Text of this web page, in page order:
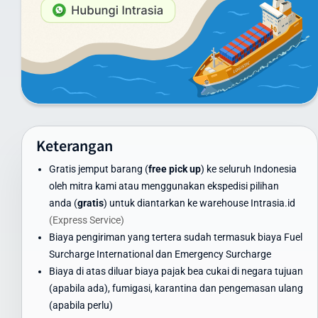
Minimum 100 kg: hubungi customer service untuk penawaran
Container FCL/LCL: tersedia penawaran khusus sesuai volume
dan berat
Harga di atas adalah estimasi dan dapat berubah. Untuk
website kami atau hubungi tim layanan pelanggan Intrasia.id.
Kami menawarkan skema volume discount - semakin besar volume
pengiriman, semakin ekonomis biaya per kilogramnya. Ini
menjadikan Intrasia.id pilihan tepat untuk cara kirim paket murah
ke India tanpa mengorbankan kualitas dan keamanan.
Waktu Pengiriman Paket ke India yang Dapat
Diandalkan
Waktu pengiriman paket ke India menjadi perhatian utama bagi
banyak pengirim. Intrasia.id menawarkan estimasi waktu
pengiriman yang dapat diandalkan:
Keterangan
Gratis jemput barang (free pick up) ke seluruh Indonesia
oleh mitra kami atau menggunakan ekspedisi pilihan
anda (gratis) untuk diantarkan ke warehouse Intrasia.id
(Express Service)
Biaya pengiriman yang tertera sudah termasuk biaya Fuel
Surcharge International dan Emergency Surcharge
Biaya di atas diluar biaya pajak bea cukai di negara tujuan
(apabila ada), fumigasi, karantina dan pengemasan ulang
(apabila perlu)